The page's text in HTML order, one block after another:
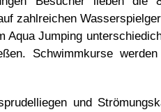
zahlreichen
Aqua Jumping
Schwimmkurse
und